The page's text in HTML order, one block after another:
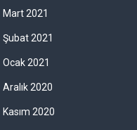
Mart 2021
Şubat 2021
Ocak 2021
Aralık 2020
Kasım 2020